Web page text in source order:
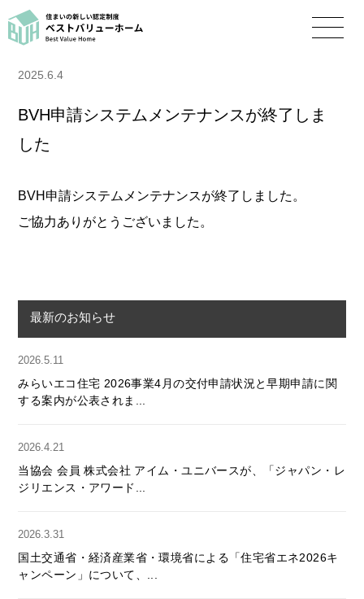
2025.6.4
BVH申請システムメンテナンスが終了しま
した
BVH申請システムメンテナンスが終了しました。
ご協力ありがとうございました。
最新のお知らせ
2026.5.11
みらいエコ住宅 2026事業4月の交付申請状況と早期申請に関
する案内が公表されま...
2026.4.21
当協会 会員 株式会社 アイム・ユニバースが、「ジャパン・レ
ジリエンス・アワード...
2026.3.31
国土交通省・経済産業省・環境省による「住宅省エネ2026キ
ャンペーン」について、...